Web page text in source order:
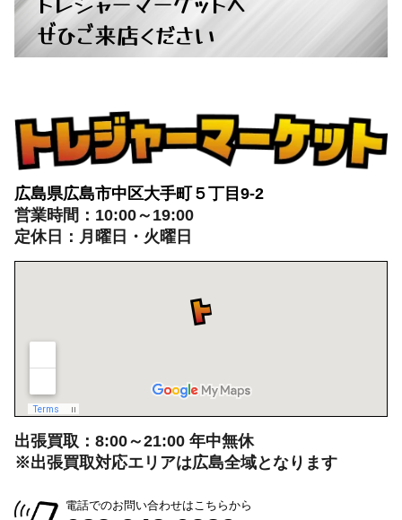
営業時間：10:00～19:00
定休日：月曜日・火曜日
出張買取：8:00～21:00 年中無休
※出張買取対応エリアは広島全域となります
電話でのお問い合わせはこちらから
082-942-0389